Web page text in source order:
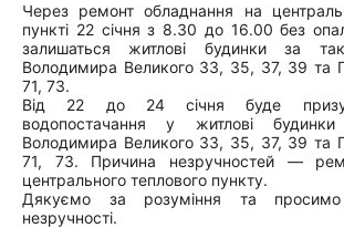
Через ремонт обладнання на
пункті 22 січня з 8.30 до 16.00 без
залишаться житлові будинки за
Володимира Великого 33, 35, 37, 39 та
71, 73.
Від 22 до 24 січня буде
водопостачання у житлові
Володимира Великого 33, 35, 37, 39 та
71, 73. Причина незручностей —
центрального теплового пункту.
Дякуємо за розуміння та
незручності.